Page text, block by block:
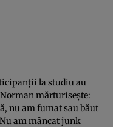
la studiu au
mărturiseşte:
nu am fumat sau băut
am mâncat junk